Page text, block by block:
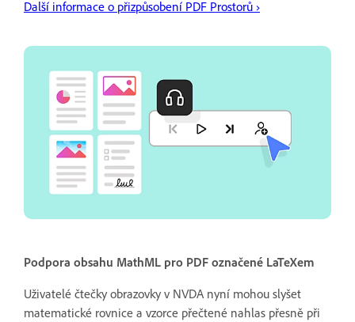
Další informace o přizpůsobení PDF Prostorů ›
Podpora obsahu MathML pro PDF označené LaTeXem
Uživatelé čtečky obrazovky v NVDA nyní mohou slyšet
matematické rovnice a vzorce přečtené nahlas přesně při